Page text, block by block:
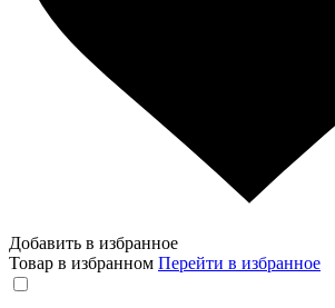
Добавить в избранное
Товар в избранном Перейти в избранное